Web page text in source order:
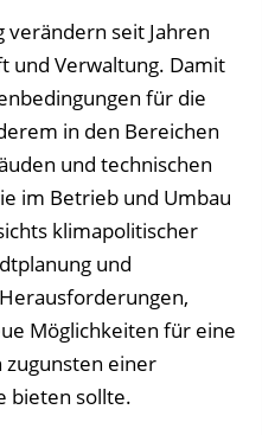
s
verändern seit Jahren
und Verwaltung. Damit
für die
in den Bereichen
und technischen
im Betrieb und Umbau
klimapolitischer
und
Möglichkeiten für eine
zugunsten einer
bieten sollte.